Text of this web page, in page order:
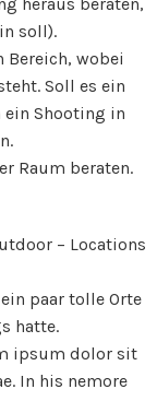
soll).
Bereich, wobei
Soll es ein
ein Shooting in
Raum beraten.
– Locations
paar tolle Orte
hatte.
ipsum dolor sit
In his nemore